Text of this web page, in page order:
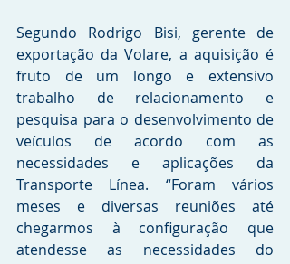
Segundo Rodrigo Bisi, gerente de
exportação da Volare, a aquisição é
fruto de um longo e extensivo
trabalho de relacionamento e
pesquisa para o desenvolvimento de
veículos de acordo com as
necessidades e aplicações da
Transporte Línea. “Foram vários
meses e diversas reuniões até
chegarmos à configuração que
atendesse as necessidades do